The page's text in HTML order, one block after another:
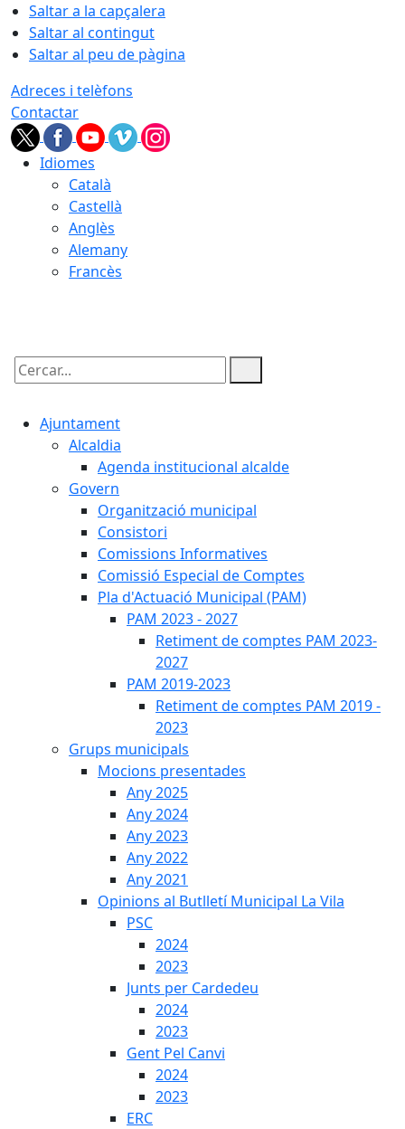
Saltar a la capçalera
Saltar al contingut
Saltar al peu de pàgina
Adreces i telèfons
Contactar
Idiomes
Català
Castellà
Anglès
Alemany
Francès
Cercar:
Ajuntament
Alcaldia
Agenda institucional alcalde
Govern
Organització municipal
Consistori
Comissions Informatives
Comissió Especial de Comptes
Pla d'Actuació Municipal (PAM)
PAM 2023 - 2027
Retiment de comptes PAM 2023-
2027
PAM 2019-2023
Retiment de comptes PAM 2019 -
2023
Grups municipals
Mocions presentades
Any 2025
Any 2024
Any 2023
Any 2022
Any 2021
Opinions al Butlletí Municipal La Vila
PSC
2024
2023
Junts per Cardedeu
2024
2023
Gent Pel Canvi
2024
2023
ERC